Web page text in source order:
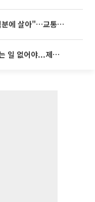
'굿 윌 헌팅' 배우 "기아 EV2 덕분에 살아"…교통사고 후 안전성 극찬
李대통령 “청년이 결혼 망설이는 일 없어야...제도상 불이익 조사”